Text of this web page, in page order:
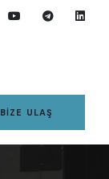
BIZE ULAŞ